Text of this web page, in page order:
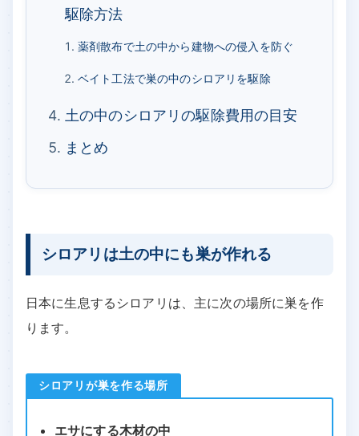
駆除方法
薬剤散布で土の中から建物への侵入を防ぐ
ベイト工法で巣の中のシロアリを駆除
土の中のシロアリの駆除費用の目安
まとめ
シロアリは土の中にも巣が作れる
日本に生息するシロアリは、主に次の場所に巣を作
ります。
シロアリが巣を作る場所
エサにする木材の中